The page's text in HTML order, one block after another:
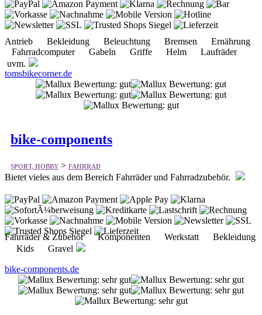
Antrieb Bekleidung Beleuchtung Bremsen Ernährung
Fahrradcomputer Gabeln Griffe Helm Laufräder
uvm.
tomsbikecorner.de
bike-components
SPORT, HOBBY > FAHRRAD
Bietet vieles aus dem Bereich Fahrräder und Fahrradzubehör.
Fahrräder & Zubehör Komponenten Werkstatt Bekleidung
Kids Gravel
bike-components.de